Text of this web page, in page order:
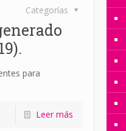
Categorías
para
Leer más